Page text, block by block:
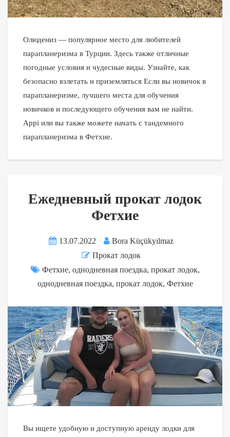
Олюдениз — популярное место для любителей
парапланеризма в Турции. Здесь также отличные
погодные условия и чудесные виды. Узнайте, как
безопасно взлетать и приземляться Если вы новичок в
парапланеризме, лучшего места для обучения
новичков и последующего обучения вам не найти.
Appi или вы также можете начать с тандемного
парапланеризма в Фетхие.
Ежедневный прокат лодок
Фетхие
13.07.2022
Bora Küçükyılmaz
Прокат лодок
Фетхие, однодневная поездка, прокат лодок,
однодневная поездка, прокат лодок, Фетхие
Вы ищете удобную и доступную аренду лодки для